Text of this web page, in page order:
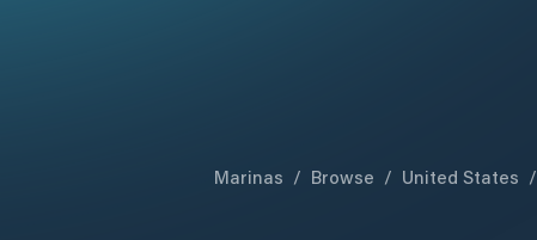
Marinas / Browse / United States /